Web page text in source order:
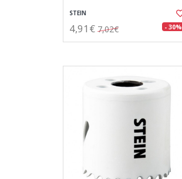
STEIN
4,91€ 7,02€ - 30%